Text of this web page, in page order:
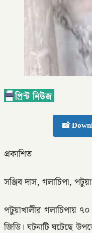
📸
প্রকাশিত
সঞ্জিব দাস, গলাচিপা,
পটুয়াখালীর গলাচিপায়
জিডি। ঘটনাটি ঘটেছে